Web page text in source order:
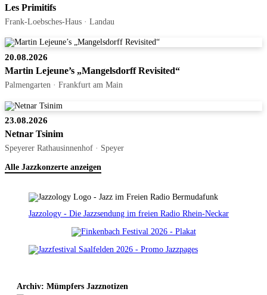
Les Primitifs
Frank-Loebsches-Haus · Landau
20.08.2026
Martin Lejeune’s „Mangelsdorff Revisited“
Palmengarten · Frankfurt am Main
23.08.2026
Netnar Tsinim
Speyerer Rathausinnenhof · Speyer
Alle Jazzkonzerte anzeigen
Jazzology - Die Jazzsendung im freien Radio Rhein-Neckar
Archiv: Mümpfers Jazznotizen